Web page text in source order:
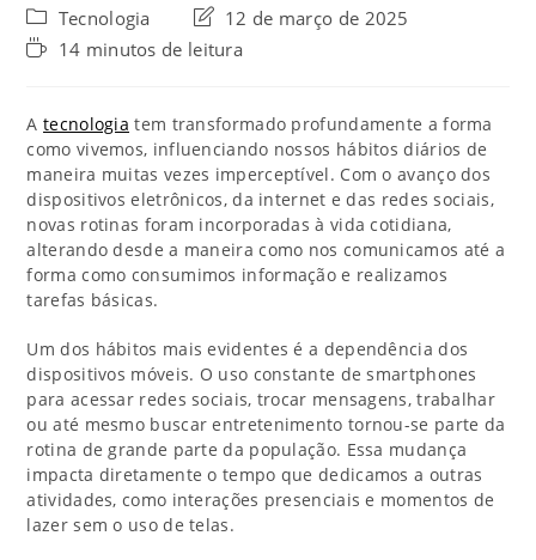
Tecnologia
12 de março de 2025
14 minutos de leitura
Atecnologia tem transformado profundamente a forma
como vivemos, influenciando nossos hábitos diários de
maneira muitas vezes imperceptível. Com o avanço dos
dispositivos eletrônicos, da internet e das redes sociais,
novas rotinas foram incorporadas à vida cotidiana,
alterando desde a maneira como nos comunicamos até a
forma como consumimos informação e realizamos
tarefas básicas.
Um dos hábitos mais evidentes é a dependência dos
dispositivos móveis. O uso constante de smartphones
para acessar redes sociais, trocar mensagens, trabalhar
ou até mesmo buscar entretenimento tornou-se parte da
rotina de grande parte da população. Essa mudança
impacta diretamente o tempo que dedicamos a outras
atividades, como interações presenciais e momentos de
lazer sem o uso de telas.